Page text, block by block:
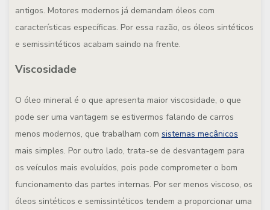
antigos. Motores modernos já demandam óleos com
características específicas. Por essa razão, os óleos sintéticos
e semissintéticos acabam saindo na frente.
Viscosidade
O óleo mineral é o que apresenta maior viscosidade, o que
pode ser uma vantagem se estivermos falando de carros
menos modernos, que trabalham com sistemas mecânicos
mais simples. Por outro lado, trata-se de desvantagem para
os veículos mais evoluídos, pois pode comprometer o bom
funcionamento das partes internas. Por ser menos viscoso, os
óleos sintéticos e semissintéticos tendem a proporcionar uma